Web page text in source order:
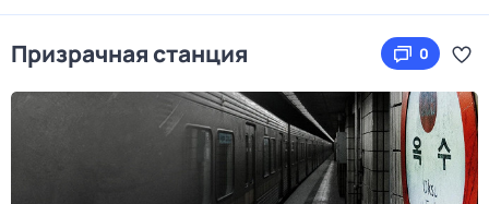
Призрачная станция 0